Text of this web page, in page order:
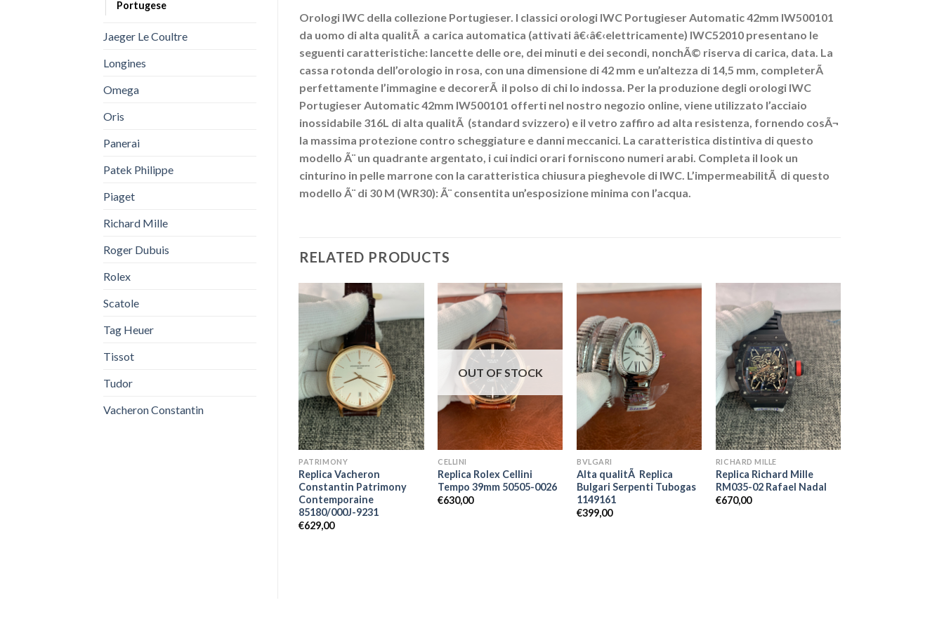
Portugese
Jaeger Le Coultre
Longines
Omega
Oris
Panerai
Patek Philippe
Piaget
Richard Mille
Roger Dubuis
Rolex
Scatole
Tag Heuer
Tissot
Tudor
Vacheron Constantin
Orologi IWC della collezione Portugieser. I classici orologi IWC Portugieser Automatic 42mm IW500101
da uomo di alta qualitÃ a carica automatica (attivati â€‹â€‹elettricamente) IWC52010 presentano le
seguenti caratteristiche: lancette delle ore, dei minuti e dei secondi, nonchÃ© riserva di carica, data. La
cassa rotonda dell’orologio in rosa, con una dimensione di 42 mm e un’altezza di 14,5 mm, completerÃ
perfettamente l’immagine e decorerÃ il polso di chi lo indossa. Per la produzione degli orologi IWC
Portugieser Automatic 42mm IW500101 offerti nel nostro negozio online, viene utilizzato l’acciaio
inossidabile 316L di alta qualitÃ (standard svizzero) e il vetro zaffiro ad alta resistenza, fornendo cosÃ¬
la massima protezione contro scheggiature e danni meccanici. La caratteristica distintiva di questo
modello Ã¨ un quadrante argentato, i cui indici orari forniscono numeri arabi. Completa il look un
cinturino in pelle marrone con la caratteristica chiusura pieghevole di IWC. L’impermeabilitÃ di questo
modello Ã¨ di 30 M (WR30): Ã¨ consentita un’esposizione minima con l’acqua.
RELATED PRODUCTS
PATRIMONY
Replica Vacheron
Constantin Patrimony
Contemporaine
85180/000J-9231
€629,00
OUT OF STOCK
CELLINI
Replica Rolex Cellini
Tempo 39mm 50505-0026
€630,00
BVLGARI
Alta qualitÃ Replica
Bulgari Serpenti Tubogas
1149161
€399,00
RICHARD MILLE
Replica Richard Mille
RM035-02 Rafael Nadal
€670,00